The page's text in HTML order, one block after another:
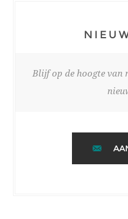
Blijf op de hoogte van